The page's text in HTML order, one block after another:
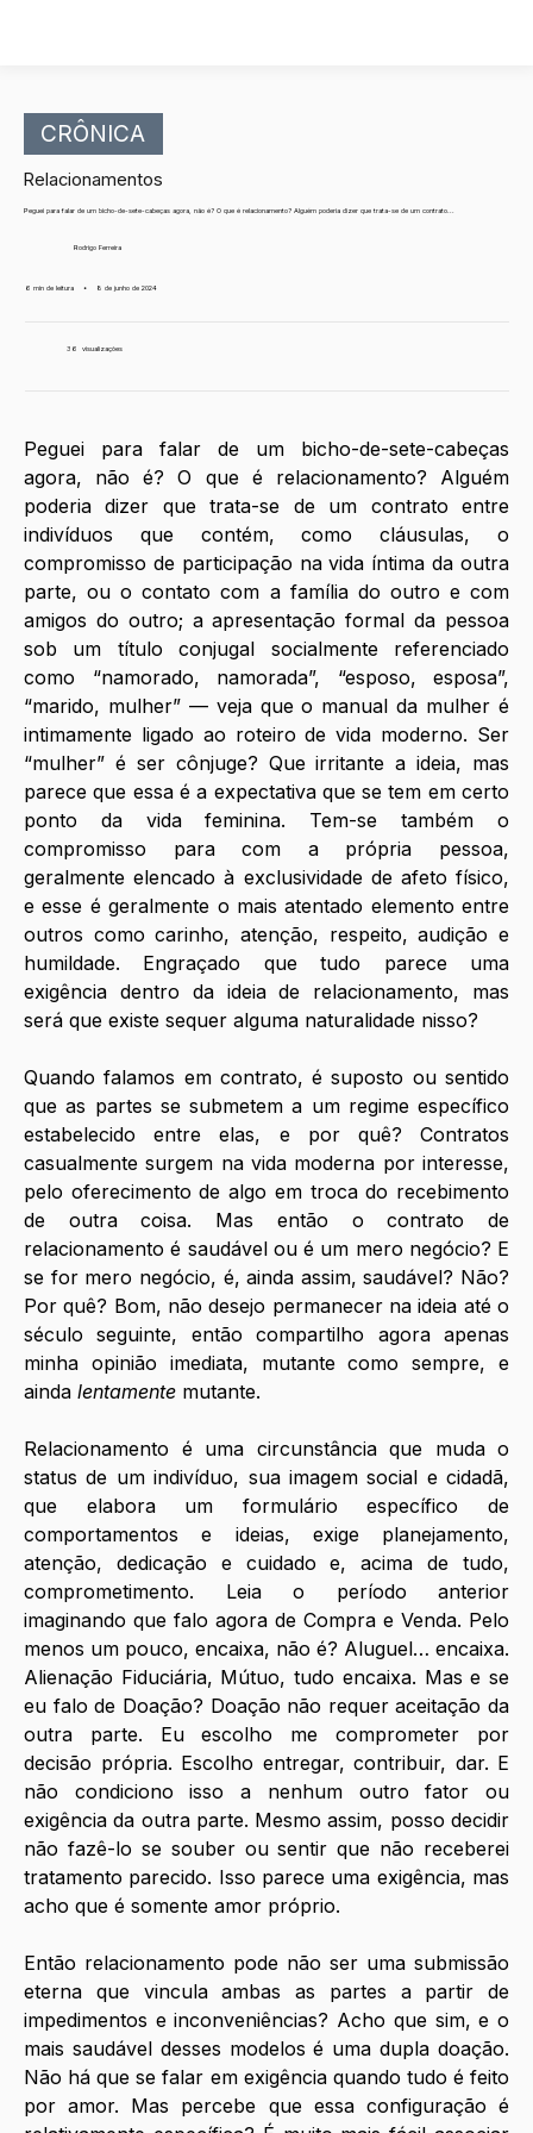
CRÔNICA
Relacionamentos
Peguei para falar de um bicho-de-sete-cabeças agora, não é? O que é relacionamento? Alguém poderia dizer que trata-se de um contrato...
Rodrigo Ferreira
6 min de leitura • 8 de junho de 2024
36 visualizações
Peguei para falar de um bicho-de-sete-cabeças
agora, não é? O que é relacionamento? Alguém
poderia dizer que trata-se de um contrato entre
indivíduos que contém, como cláusulas, o
compromisso de participação na vida íntima da outra
parte, ou o contato com a família do outro e com
amigos do outro; a apresentação formal da pessoa
sob um título conjugal socialmente referenciado
como “namorado, namorada”, “esposo, esposa”,
“marido, mulher” — veja que o manual da mulher é
intimamente ligado ao roteiro de vida moderno. Ser
“mulher” é ser cônjuge? Que irritante a ideia, mas
parece que essa é a expectativa que se tem em certo
ponto da vida feminina. Tem-se também o
compromisso para com a própria pessoa,
geralmente elencado à exclusividade de afeto físico,
e esse é geralmente o mais atentado elemento entre
outros como carinho, atenção, respeito, audição e
humildade. Engraçado que tudo parece uma
exigência dentro da ideia de relacionamento, mas
será que existe sequer alguma naturalidade nisso?
Quando falamos em contrato, é suposto ou sentido
que as partes se submetem a um regime específico
estabelecido entre elas, e por quê? Contratos
casualmente surgem na vida moderna por interesse,
pelo oferecimento de algo em troca do recebimento
de outra coisa. Mas então o contrato de
relacionamento é saudável ou é um mero negócio? E
se for mero negócio, é, ainda assim, saudável? Não?
Por quê? Bom, não desejo permanecer na ideia até o
século seguinte, então compartilho agora apenas
minha opinião imediata, mutante como sempre, e
ainda lentamente mutante.
Relacionamento é uma circunstância que muda o
status de um indivíduo, sua imagem social e cidadã,
que elabora um formulário específico de
comportamentos e ideias, exige planejamento,
atenção, dedicação e cuidado e, acima de tudo,
comprometimento. Leia o período anterior
imaginando que falo agora de Compra e Venda. Pelo
menos um pouco, encaixa, não é? Aluguel… encaixa.
Alienação Fiduciária, Mútuo, tudo encaixa. Mas e se
eu falo de Doação? Doação não requer aceitação da
outra parte. Eu escolho me comprometer por
decisão própria. Escolho entregar, contribuir, dar. E
não condiciono isso a nenhum outro fator ou
exigência da outra parte. Mesmo assim, posso decidir
não fazê-lo se souber ou sentir que não receberei
tratamento parecido. Isso parece uma exigência, mas
acho que é somente amor próprio.
Então relacionamento pode não ser uma submissão
eterna que vincula ambas as partes a partir de
impedimentos e inconveniências? Acho que sim, e o
mais saudável desses modelos é uma dupla doação.
Não há que se falar em exigência quando tudo é feito
por amor. Mas percebe que essa configuração é